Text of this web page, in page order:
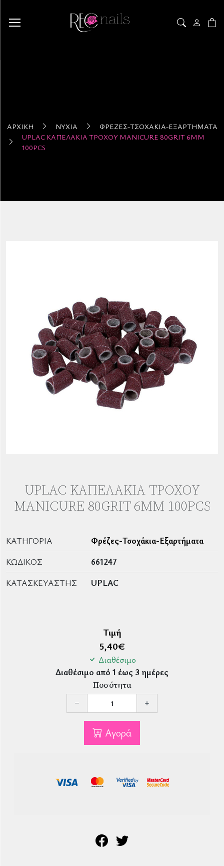
ΑΡΧΙΚΉ ΝΎΧΙΑ
ΦΡΈΖΕΣ-ΤΣΟΧΆΚΙΑ-ΕΞΑΡΤΉΜΑΤΑ
UPLAC ΚΑΠΕΛΆΚΙΑ ΤΡΟΧΟΎ MANICURE 80GRIT 6MM
100PCS
UPLAC ΚΑΠΕΛΆΚΙΑ ΤΡΟΧΟΎ
MANICURE 80GRIT 6MM 100PCS
ΚΑΤΗΓΟΡΊΑ
Φρέζες-Τσοχάκια-Εξαρτήματα
ΚΩΔΙΚΌΣ
661247
ΚΑΤΑΣΚΕΥΑΣΤΉΣ
UPLAC
Τιμή
5,40€
Διαθέσιμο
Διαθέσιμο από 1 έως 3 ημέρες
Ποσότητα
Αγορά